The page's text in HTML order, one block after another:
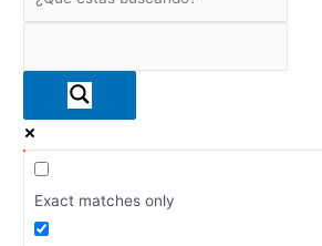
Exact matches only